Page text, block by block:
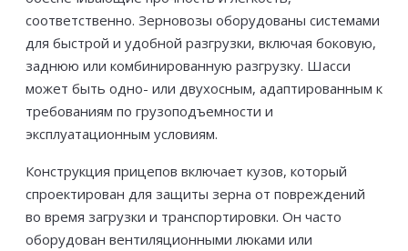
соответственно. Зерновозы оборудованы системами
для быстрой и удобной разгрузки, включая боковую,
заднюю или комбинированную разгрузку. Шасси
может быть одно- или двухосным, адаптированным к
требованиям по грузоподъемности и
эксплуатационным условиям.
Конструкция прицепов включает кузов, который
спроектирован для защиты зерна от повреждений
во время загрузки и транспортировки. Он часто
оборудован вентиляционными люками или